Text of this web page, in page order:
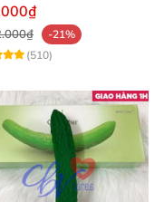
-21%
(510)